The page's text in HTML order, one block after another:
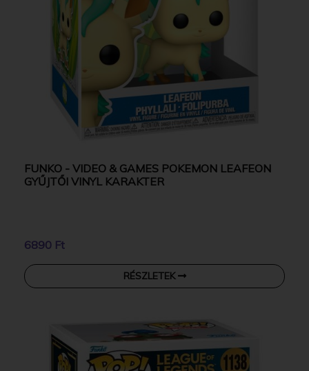
FUNKO - VIDEO & GAMES POKEMON LEAFEON
GYŰJTŐI VINYL KARAKTER
6890 Ft
RÉSZLETEK